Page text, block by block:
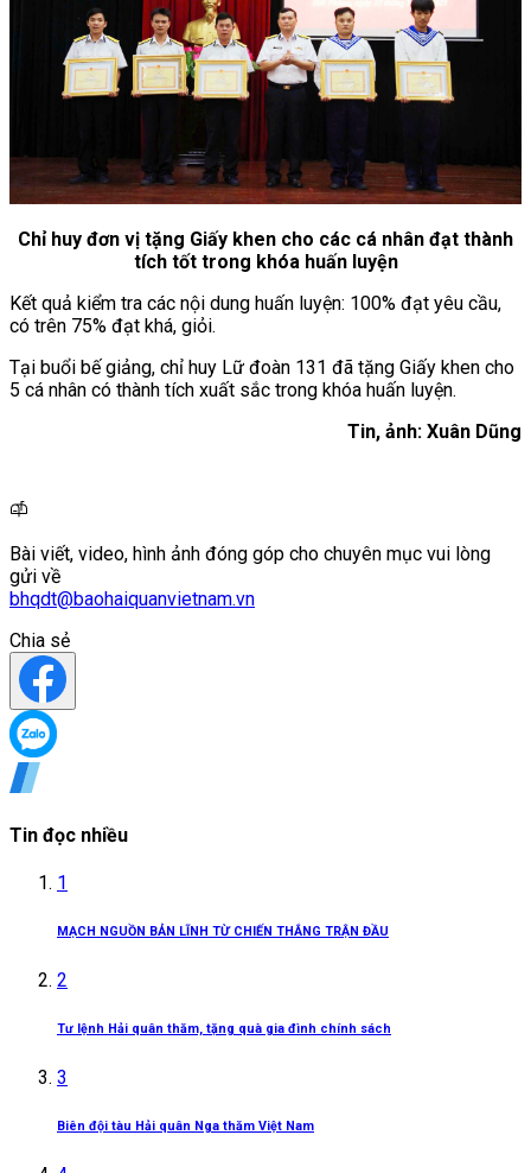
Chỉ huy đơn vị tặng Giấy khen cho các cá nhân đạt thành
tích tốt trong khóa huấn luyện
Kết quả kiểm tra các nội dung huấn luyện: 100% đạt yêu cầu,
có trên 75% đạt khá, giỏi.
Tại buổi bế giảng, chỉ huy Lữ đoàn 131 đã tặng Giấy khen cho
5 cá nhân có thành tích xuất sắc trong khóa huấn luyện.
Tin, ảnh: Xuân Dũng
Bài viết, video, hình ảnh đóng góp cho chuyên mục vui lòng
gửi về
bhqdt@baohaiquanvietnam.vn
Chia sẻ
Tin đọc nhiều
1
MẠCH NGUỒN BẢN LĨNH TỪ CHIẾN THẮNG TRẬN ĐẦU
2
Tư lệnh Hải quân thăm, tặng quà gia đình chính sách
3
Biên đội tàu Hải quân Nga thăm Việt Nam